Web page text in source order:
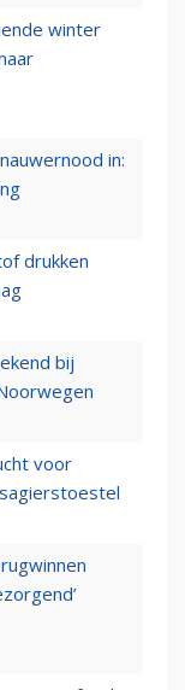
winter
in:
drukken
bij
voor